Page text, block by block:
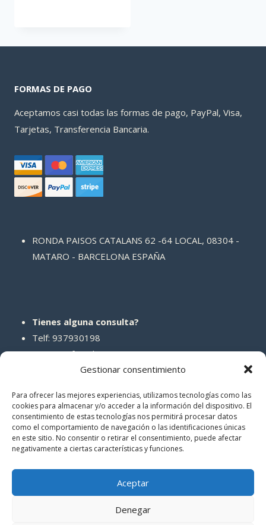
Gestionar consentimiento
Para ofrecer las mejores experiencias, utilizamos tecnologías como las
cookies para almacenar y/o acceder a la información del dispositivo. El
consentimiento de estas tecnologías nos permitirá procesar datos
como el comportamiento de navegación o las identificaciones únicas
en este sitio. No consentir o retirar el consentimiento, puede afectar
negativamente a ciertas características y funciones.
Aceptar
Denegar
FORMAS DE PAGO
Aceptamos casi todas las formas de pago, PayPal, Visa,
Tarjetas, Transferencia Bancaria.
RONDA PAISOS CATALANS 62 -64 LOCAL, 08304 -
MATARO - BARCELONA ESPAÑA
Tienes alguna consulta?
Telf: 937930198
Correo: info@abcreparaciones.com
REDES SOCIALES